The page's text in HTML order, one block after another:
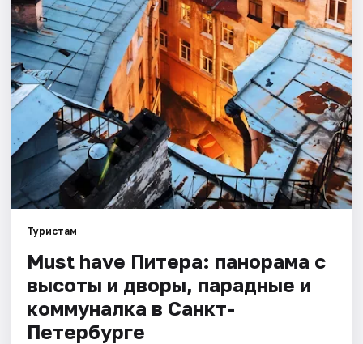
Артисты
Рейтинги
Туристам
Must have Питера: панорама с
высоты и дворы, парадные и
коммуналка в Санкт-
Петербурге